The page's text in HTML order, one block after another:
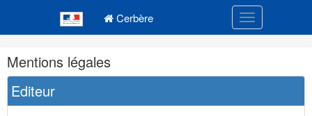
Cerbère Toggle
Navigation
et
outils
annexes
Mentions légales
Editeur